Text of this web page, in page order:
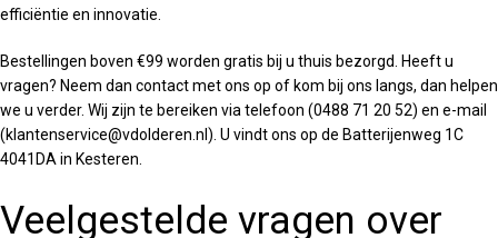
efficiëntie en innovatie.
Bestellingen boven €99 worden gratis bij u thuis bezorgd. Heeft u
vragen? Neem dan contact met ons op of kom bij ons langs, dan helpen
we u verder. Wij zijn te bereiken via telefoon (0488 71 20 52) en e-mail
(klantenservice@vdolderen.nl). U vindt ons op de Batterijenweg 1C
4041DA in Kesteren.
Veelgestelde vragen over